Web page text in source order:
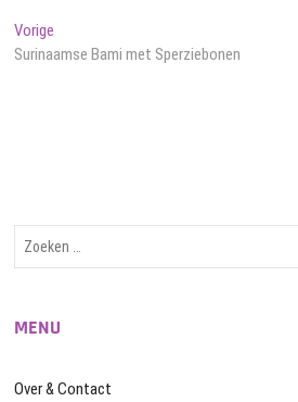
Bericht
navigatie
Vorige
bericht:
Surinaamse Bami met Sperziebonen
MENU
Over & Contact